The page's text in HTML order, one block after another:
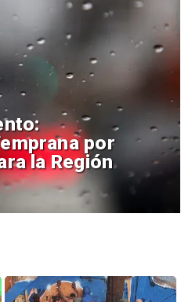
por
la Región